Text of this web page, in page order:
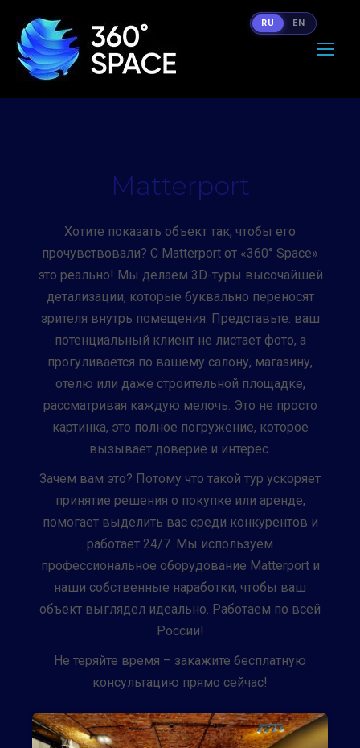
Matterport
Хотите показать объект так, чтобы его
прочувствовали? С Matterport от «360° Space»
это реально! Мы делаем 3D-туры высочайшей
детализации, которые буквально переносят
зрителя внутрь помещения. Представьте: ваш
потенциальный клиент не листает фото, а
прогуливается по вашему салону, магазину,
отелю или даже строительной площадке,
рассматривая каждую мелочь. Это не просто
картинка, это полное погружение, которое
вызывает доверие и интерес.
Зачем вам это? Потому что такой тур ускоряет
принятие решения о покупке или аренде,
помогает выделить вас среди конкурентов и
работает 24/7. Мы используем
профессиональное оборудование Matterport и
наши собственные наработки, чтобы ваш
объект выглядел идеально. Работаем по всей
России!
Не теряйте время – закажите бесплатную
консультацию прямо сейчас!
RU EN